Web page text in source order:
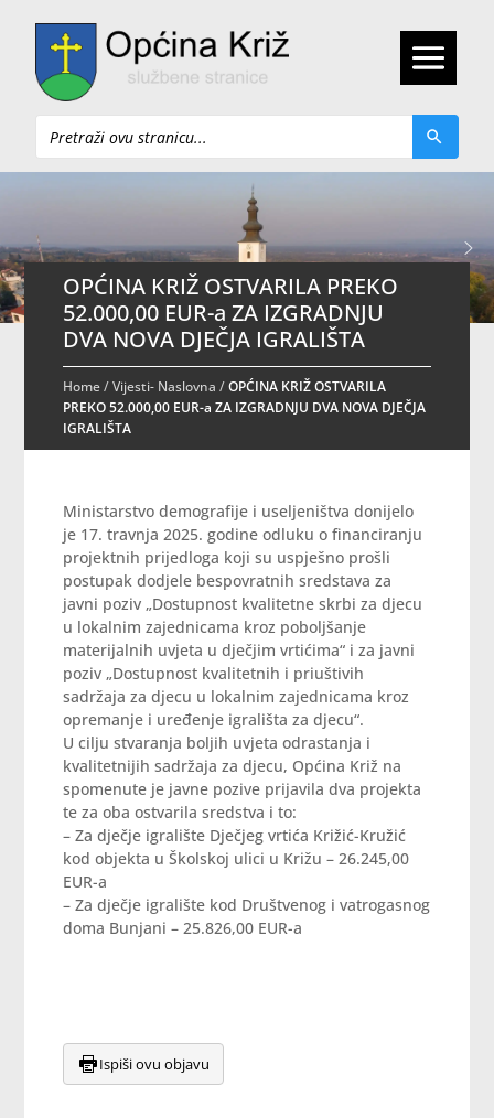
Pretraži
OPĆINA KRIŽ OSTVARILA PREKO
52.000,00 EUR-a ZA IZGRADNJU
DVA NOVA DJEČJA IGRALIŠTA
Home/Vijesti- Naslovna /OPĆINA KRIŽ OSTVARILA
PREKO 52.000,00 EUR-a ZA IZGRADNJU DVA NOVA DJEČJA
IGRALIŠTA
Ministarstvo demografije i useljeništva donijelo
je 17. travnja 2025. godine odluku o financiranju
projektnih prijedloga koji su uspješno prošli
postupak dodjele bespovratnih sredstava za
javni poziv „Dostupnost kvalitetne skrbi za djecu
u lokalnim zajednicama kroz poboljšanje
materijalnih uvjeta u dječjim vrtićima“ i za javni
poziv „Dostupnost kvalitetnih i priuštivih
sadržaja za djecu u lokalnim zajednicama kroz
opremanje i uređenje igrališta za djecu“.
U cilju stvaranja boljih uvjeta odrastanja i
kvalitetnijih sadržaja za djecu, Općina Križ na
spomenute je javne pozive prijavila dva projekta
te za oba ostvarila sredstva i to:
– Za dječje igralište Dječjeg vrtića Križić-Kružić
kod objekta u Školskoj ulici u Križu – 26.245,00
EUR-a
– Za dječje igralište kod Društvenog i vatrogasnog
doma Bunjani – 25.826,00 EUR-a
Ispiši ovu objavu